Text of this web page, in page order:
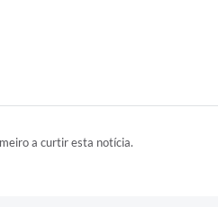
a curtir esta notícia.